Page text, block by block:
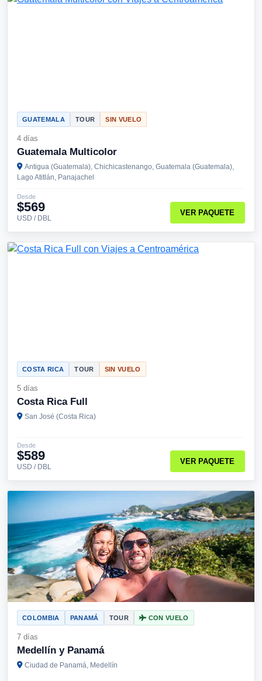
GUATEMALA TOUR SIN VUELO
4 días
Guatemala Multicolor
Antigua (Guatemala), Chichicastenango, Guatemala (Guatemala),
Lago Atitlán, Panajachel
Desde
$569
USD / DBL
VER PAQUETE
COSTA RICA TOUR SIN VUELO
5 días
Costa Rica Full
San José (Costa Rica)
Desde
$589
USD / DBL
VER PAQUETE
COLOMBIA PANAMÁ TOUR CON VUELO
7 días
Medellín y Panamá
Ciudad de Panamá, Medellín